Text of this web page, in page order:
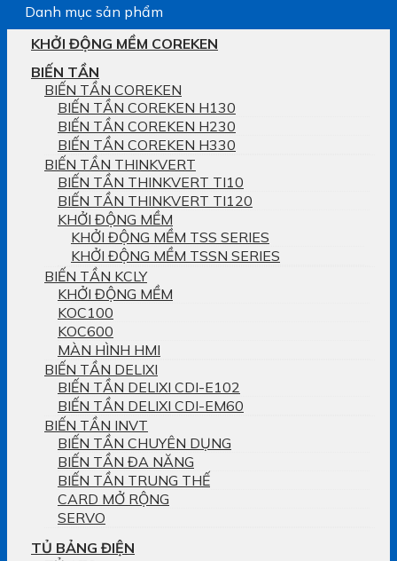
Danh mục sản phẩm
KHỞI ĐỘNG MỀM COREKEN
BIẾN TẦN
BIẾN TẦN COREKEN
BIẾN TẦN COREKEN H130
BIẾN TẦN COREKEN H230
BIẾN TẦN COREKEN H330
BIẾN TẦN THINKVERT
BIẾN TẦN THINKVERT TI10
BIẾN TẦN THINKVERT TI120
KHỞI ĐỘNG MỀM
KHỞI ĐỘNG MỀM TSS SERIES
KHỞI ĐỘNG MỀM TSSN SERIES
BIẾN TẦN KCLY
KHỞI ĐỘNG MỀM
KOC100
KOC600
MÀN HÌNH HMI
BIẾN TẦN DELIXI
BIẾN TẦN DELIXI CDI-E102
BIẾN TẦN DELIXI CDI-EM60
BIẾN TẦN INVT
BIẾN TẦN CHUYÊN DỤNG
BIẾN TẦN ĐA NĂNG
BIẾN TẦN TRUNG THẾ
CARD MỞ RỘNG
SERVO
TỦ BẢNG ĐIỆN